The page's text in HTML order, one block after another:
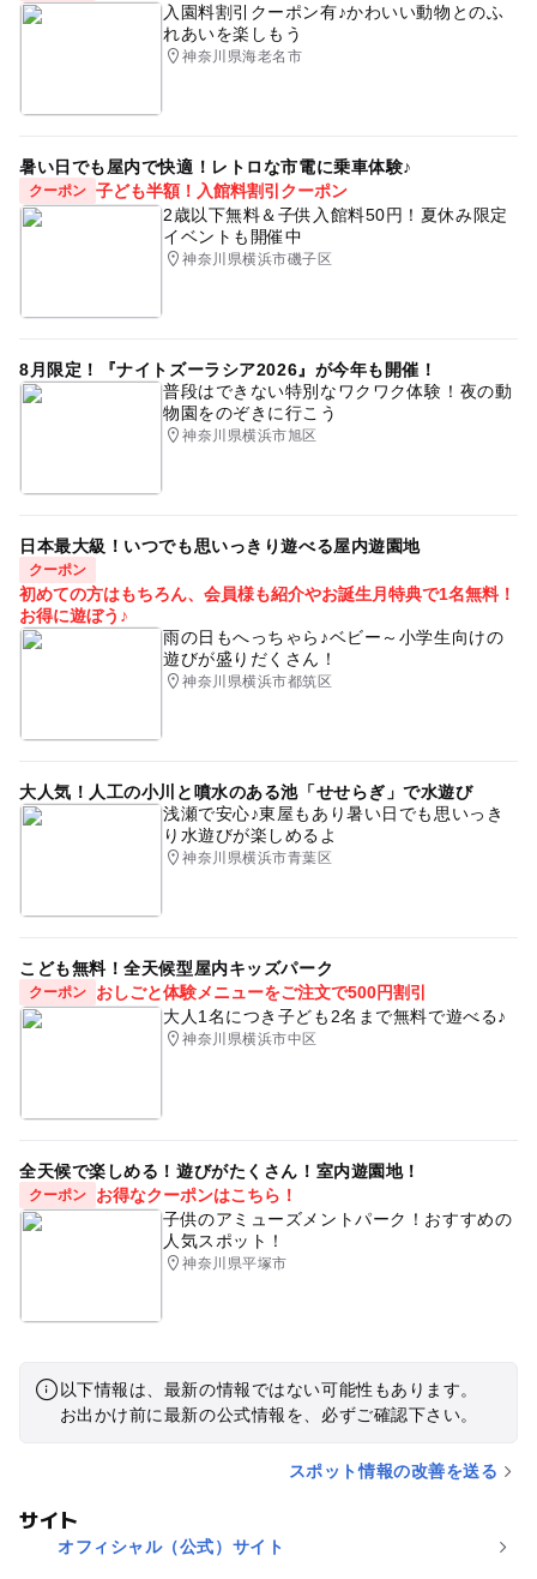
入園料割引クーポン有♪かわいい動物とのふ
れあいを楽しもう
神奈川県海老名市
暑い日でも屋内で快適！レトロな市電に乗車体験♪
クーポン 子ども半額！入館料割引クーポン
2歳以下無料＆子供入館料50円！夏休み限定
イベントも開催中
神奈川県横浜市磯子区
8月限定！『ナイトズーラシア2026』が今年も開催！
普段はできない特別なワクワク体験！夜の動
物園をのぞきに行こう
神奈川県横浜市旭区
日本最大級！いつでも思いっきり遊べる屋内遊園地
クーポン
初めての方はもちろん、会員様も紹介やお誕生月特典で1名無料！
お得に遊ぼう♪
雨の日もへっちゃら♪ベビー～小学生向けの
遊びが盛りだくさん！
神奈川県横浜市都筑区
大人気！人工の小川と噴水のある池「せせらぎ」で水遊び
浅瀬で安心♪東屋もあり暑い日でも思いっき
り水遊びが楽しめるよ
神奈川県横浜市青葉区
こども無料！全天候型屋内キッズパーク
クーポン
おしごと体験メニューをご注文で500円割引
大人1名につき子ども2名まで無料で遊べる♪
神奈川県横浜市中区
全天候で楽しめる！遊びがたくさん！室内遊園地！
クーポン
お得なクーポンはこちら！
子供のアミューズメントパーク！おすすめの
人気スポット！
神奈川県平塚市
以下情報は、最新の情報ではない可能性もあります。
お出かけ前に最新の公式情報を、必ずご確認下さい。
スポット情報の改善を送る
サイト
オフィシャル（公式）サイト